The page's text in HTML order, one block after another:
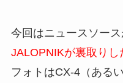
今回はニュースソース
JALOPNIKが裏取りし
フォトはCX-4（ある